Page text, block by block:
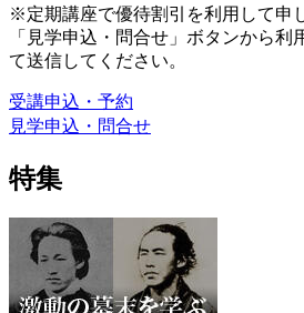
※定期講座で優待割引を利用して申
「見学申込・問合せ」ボタンから利
て送信してください。
受講申込・予約
見学申込・問合せ
特集